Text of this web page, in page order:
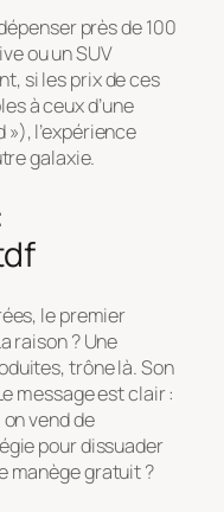
près de 100
ou un SUV
si les prix de ces
à ceux d’une
»), l’expérience
galaxie.
le premier
raison ? Une
trône là. Son
message est clair :
vend de
pour dissuader
manège gratuit ?